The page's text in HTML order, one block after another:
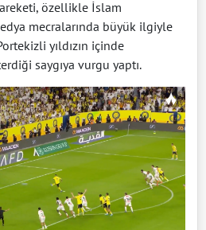
özellikle İslam
mecralarında büyük ilgiyle
yıldızın içinde
saygıya vurgu yaptı.